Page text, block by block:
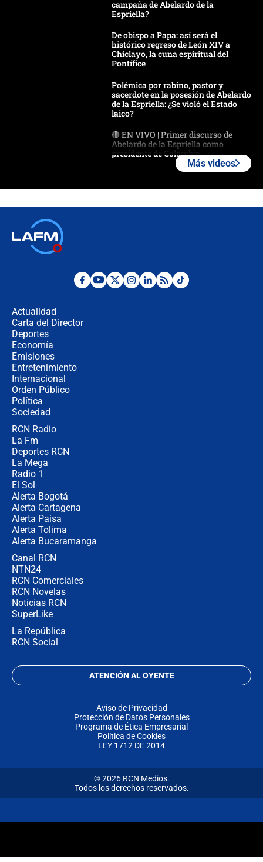
campaña de Abelardo de la
Espriella?
De obispo a Papa: así será el
histórico regreso de León XIV a
Chiclayo, la cuna espiritual del
Pontífice
Polémica por rabino, pastor y
sacerdote en la posesión de Abelardo
de la Espriella: ¿Se violó el Estado
laico?
🔴 EN VIVO | Primer discurso de
Abelardo de la Espriella como
presidente de Colombia
Desde dermatitis hasta infecciones:
Más videos
Actualidad
Carta del Director
Deportes
Economía
Emisiones
Entretenimiento
Internacional
Orden Público
Política
Sociedad
RCN Radio
La Fm
Deportes RCN
La Mega
Radio 1
El Sol
Alerta Bogotá
Alerta Cartagena
Alerta Paisa
Alerta Tolima
Alerta Bucaramanga
Canal RCN
NTN24
RCN Comerciales
RCN Novelas
Noticias RCN
SuperLike
La República
RCN Social
ATENCIÓN AL OYENTE
Aviso de Privacidad
Protección de Datos Personales
Programa de Ética Empresarial
Política de Cookies
LEY 1712 DE 2014
© 2026 RCN Medios.
Todos los derechos reservados.